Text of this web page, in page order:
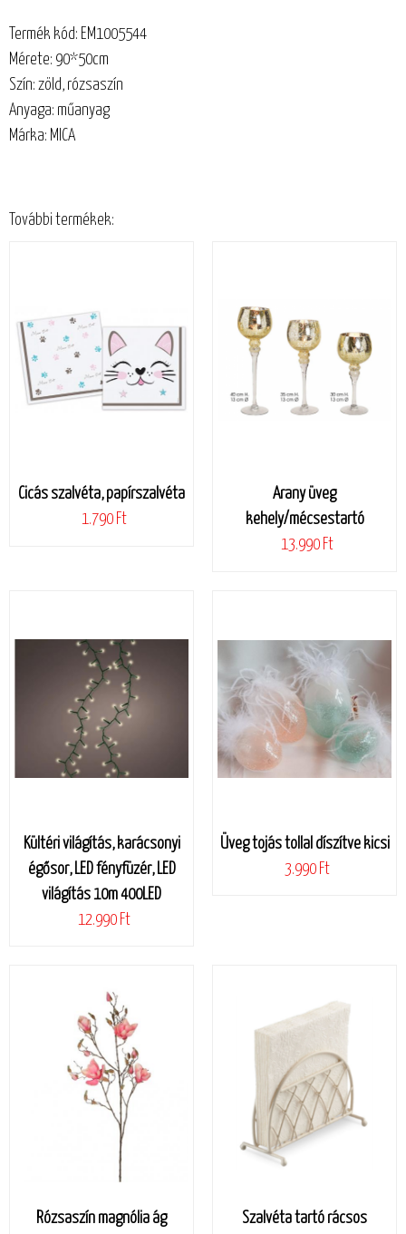
Termék kód: EM1005544
Mérete: 90*50cm
Szín: zöld, rózsaszín
Anyaga: műanyag
Márka: MICA
További termékek:
Cicás szalvéta, papírszalvéta
1.790 Ft
Arany üveg
kehely/mécsestartó
13.990 Ft
Kültéri világítás, karácsonyi
égősor, LED fényfüzér, LED
világítás 10m 400LED
12.990 Ft
Üveg tojás tollal díszítve kicsi
3.990 Ft
Rózsaszín magnólia ág
Szalvéta tartó rácsos